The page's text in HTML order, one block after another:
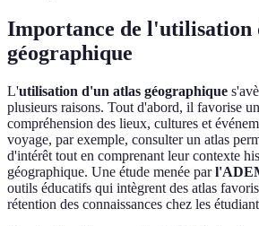
Importance de l'utilisation
géographique
L'utilisation d'un atlas géographique
plusieurs raisons. Tout d'abord, il favorise
compréhension des lieux, cultures et
voyage, par exemple, consulter un atlas
d'intérêt tout en comprenant leur contexte
géographique. Une étude menée par
outils éducatifs qui intègrent des atlas
rétention des connaissances chez les